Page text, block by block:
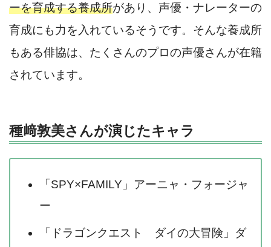
ーを育成する養成所があり、声優・ナレーターの
育成にも力を入れているそうです。そんな養成所
もある俳協は、たくさんのプロの声優さんが在籍
されています。
種﨑敦美さんが演じたキャラ
「SPY×FAMILY」アーニャ・フォージャ
ー
「ドラゴンクエスト ダイの大冒険」ダ